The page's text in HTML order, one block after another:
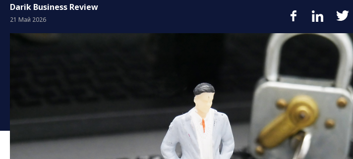
Darik Business Review
21 Май 2026